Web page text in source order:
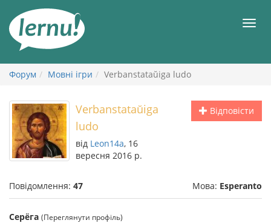
змісту
Форум Мовні ігри Verbanstataŭiga ludo
Відповісти
Verbanstataŭiga
ludo
від Leon14a, 16
вересня 2016 р.
Повідомлення: 47 Мова: Esperanto
Серёга (Переглянути профіль)